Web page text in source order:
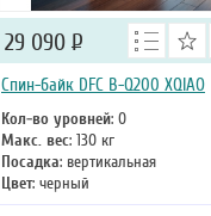
Спин-байк DFC B-Q200 XQIAO
Кол-во уровней: 0
Макс. вес: 130 кг
Посадка: вертикальная
Цвет: черный
Система нагружения:
29 090 Р